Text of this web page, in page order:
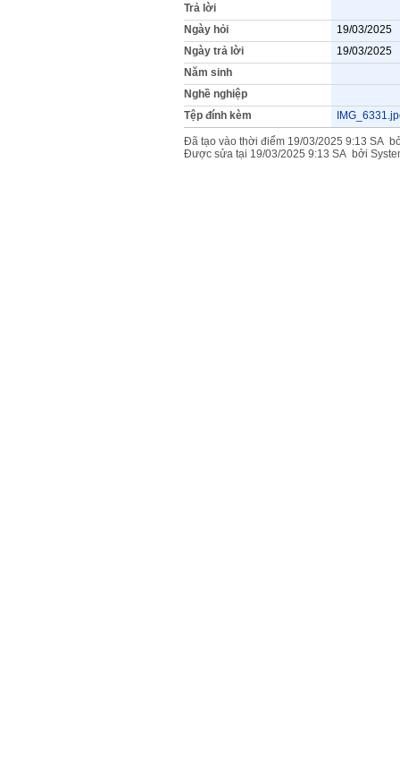
Trả lời
Ngày hỏi
19/03/2025
Ngày trả lời
19/03/2025
Năm sinh
Nghề nghiệp
Tệp đính kèm
Đã tạo vào thời điểm 19/03/2025 9:13 SA
Được sửa tại 19/03/2025 9:13 SA bởi